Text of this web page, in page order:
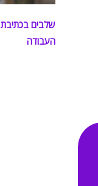
שלבים בכתיבת
העבודה